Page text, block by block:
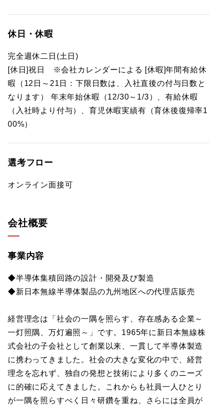
休日・休暇
完全週休二日(土日)
[休日]祝日 ※会社カレンダーによる [休暇]年間有給休
暇（12日～21日：下限日数は、入社直後の付与日数と
なります） 年末年始休暇（12/30～1/3）、有給休暇
（入社時より付与）、育児休暇実績有（育休後復帰率1
00%）
選考フロー
オンライン面接可
会社概要
事業内容
◆半導体集積回路の設計・開発及び製造
◆新日本無線半導体製品の九州地区への代理店販売
経営理念は「社会の一隅を照らす、存在感ある企業～
一灯照隅、万灯遍照～」です。1965年に新日本無線株
式会社の子会社として創業以来、一貫して半導体製造
に携わってきました。社会の大きな変化の中で、経営
理念を忘れず、独自の発想と技術により多くのニーズ
に的確に応えてきました。これからも社員一人ひとり
が一隅を照らすべく日々研鑽を重ね、さらには全員が